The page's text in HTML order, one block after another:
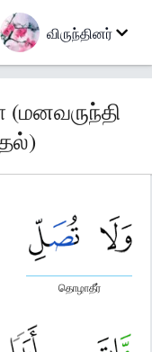
விருந்தினர்
(மனவருந்தி
தொழாதீர்